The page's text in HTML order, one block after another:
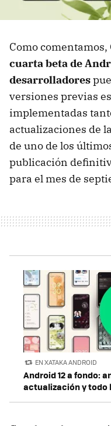
Como comentamos,
cuarta beta de
desarrolladores
versiones previas
implementadas
actualizaciones de
de uno de los
publicación
para el mes de
EN XATAKA ANDROID
Android 12 a fondo:
actualización y todo